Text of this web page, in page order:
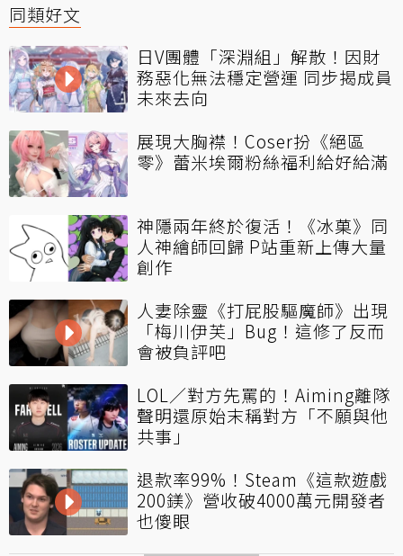
同類好文
日V團體「深淵組」解散！因財
務惡化無法穩定營運 同步揭成員
未來去向
展現大胸襟！Coser扮《絕區
零》蕾米埃爾粉絲福利給好給滿
神隱兩年終於復活！《冰菓》同
人神繪師回歸 P站重新上傳大量
創作
人妻除靈《打屁股驅魔師》出現
「梅川伊芙」Bug！這修了反而
會被負評吧
LOL／對方先罵的！Aiming離隊
聲明還原始末稱對方「不願與他
共事」
退款率99%！Steam《這款遊戲
200鎂》營收破4000萬元開發者
也傻眼